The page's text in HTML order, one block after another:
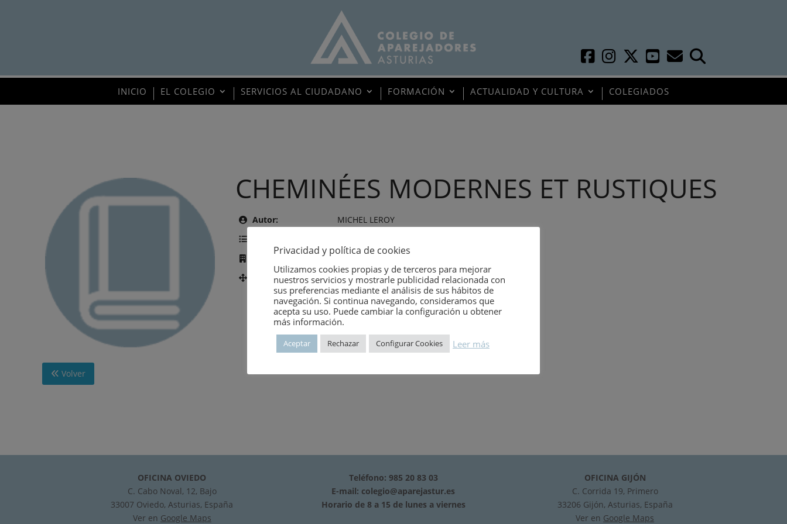
INICIO EL COLEGIO SERVICIOS AL CIUDADANO FORMACIÓN ACTUALIDAD Y CULTURA COLEGIADOS
CHEMINÉES MODERNES ET RUSTIQUES
Autor:
MICHEL LEROY
Número:
1793
Volver
OFICINA OVIEDO
C. Cabo Noval, 12, Bajo
33007 Oviedo, Asturias, España
Ver en Google Maps
Teléfono: 985 20 83 03
E-mail: colegio@aparejastur.es
Horario de 8 a 15 de lunes a viernes
OFICINA GIJÓN
C. Corrida 19, Primero
33206 Gijón, Asturias, España
Ver en Google Maps
Privacidad y política de cookies
Utilizamos cookies propias y de terceros para mejorar
nuestros servicios y mostrarle publicidad relacionada con
sus preferencias mediante el análisis de sus hábitos de
navegación. Si continua navegando, consideramos que
acepta su uso. Puede cambiar la configuración u obtener
más información.
Aceptar Rechazar Configurar Cookies Leer más